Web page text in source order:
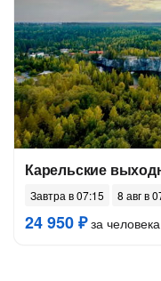
Карельские
Завтра в 07:15 8 авг в
24 950 ₽за человека